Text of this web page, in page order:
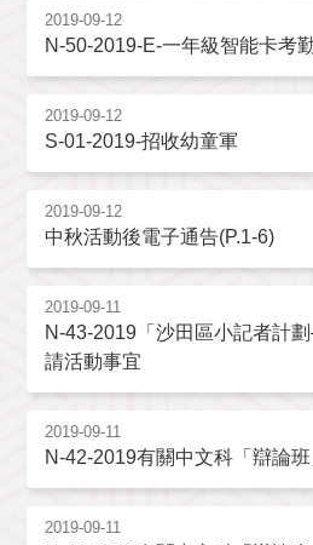
2019-09-12
N-50-2019-E-一年級智能卡考
2019-09-12
S-01-2019-招收幼童軍
2019-09-12
中秋活動後電子通告(P.1-6)
2019-09-11
N-43-2019「沙田區小記者計
請活動事宜
2019-09-11
N-42-2019有關中文科「辯論
2019-09-11